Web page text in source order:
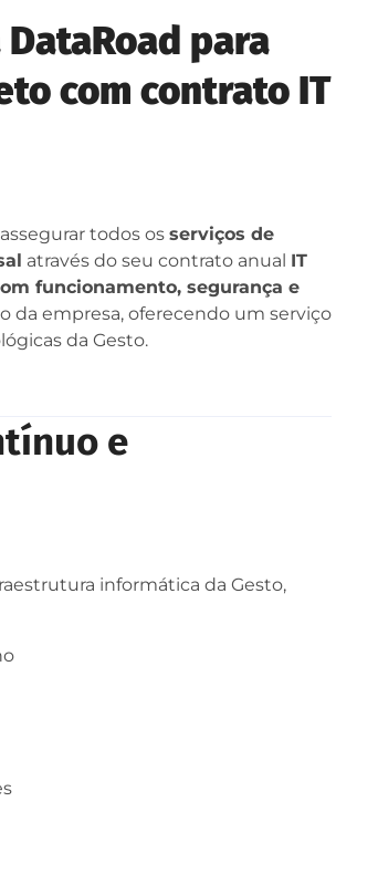
para
com contrato IT
todos os serviços de
através do seu contrato anual IT
funcionamento, segurança e
da empresa, oferecendo um serviço
da Gesto.
e
informática da Gesto,